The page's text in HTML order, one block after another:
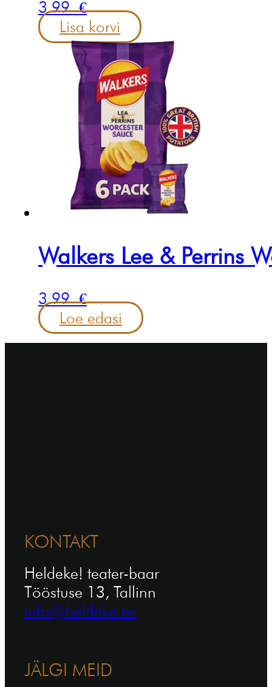
3.99€
Lisa korvi
Walkers Lee & Perrins
3.99€
Loe edasi
KONTAKT
Heldeke! teater-baar
Tööstuse 13, Tallinn
info@heldeke.ee
JÄLGI MEID